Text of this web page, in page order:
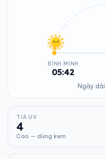
BÌNH MINH
05:42
Ngày dài
TIA UV
4
Cao — dùng kem